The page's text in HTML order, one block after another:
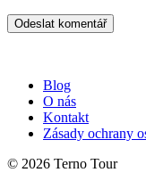
Blog
O nás
Kontakt
Zásady ochrany
© 2026 Terno Tour